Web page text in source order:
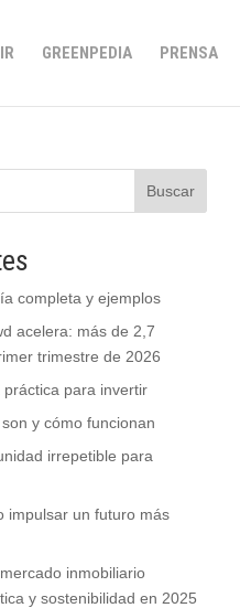
GREENPEDIA PRENSA
Buscar
completa y ejemplos
acelera: más de 2,7
trimestre de 2026
para invertir
y cómo funcionan
irrepetible para
impulsar un futuro más
inmobiliario
y sostenibilidad en 2025